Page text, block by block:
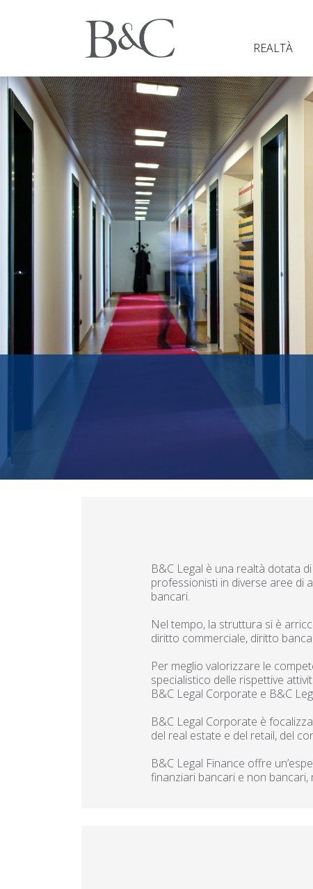
REALTÀ
B&C Legal è una realtà dotata
professionisti in diverse aree di
bancari.
Nel tempo, la struttura si è
diritto commerciale, diritto
Per meglio valorizzare le
specialistico delle rispettive
B&C Legal Corporate e B&C
B&C Legal Corporate è
del real estate e del retail, del
B&C Legal Finance offre
finanziari bancari e non